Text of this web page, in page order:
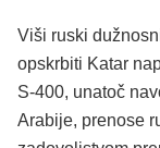
Viši ruski
opskrbiti Katar
S-400, unatoč
Arabije, prenose